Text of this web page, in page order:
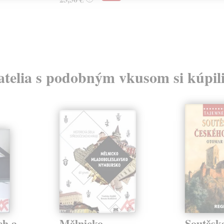
s podobným vkusom si